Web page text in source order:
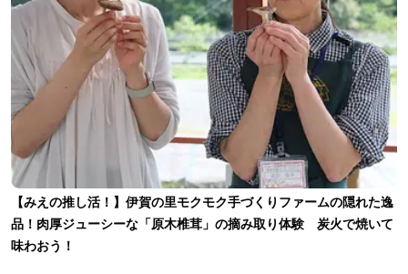
【みえの推し活！】伊賀の里モクモク手づくりファームの隠れた逸
品！肉厚ジューシーな「原木椎茸」の摘み取り体験 炭火で焼いて
味わおう！